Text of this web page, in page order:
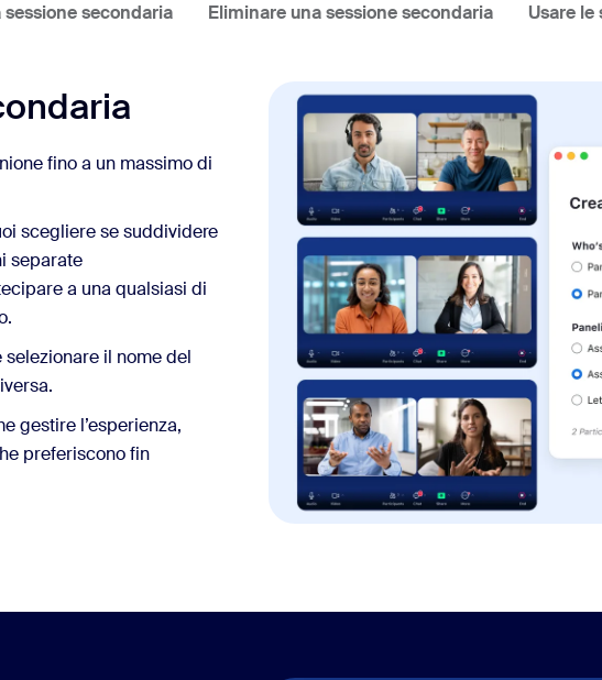
secondaria Eliminare una sessione secondaria Usare
fino a un massimo di
scegliere se suddividere
separate
a una qualsiasi di
il nome del
gestire l’esperienza,
preferiscono fin